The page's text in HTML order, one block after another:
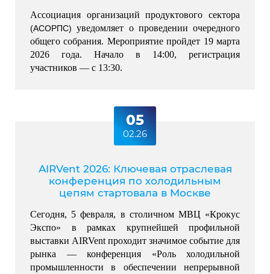
(АСОРПС) уведомляет о проведении очередного
общего собрания. Мероприятие пройдет 19 марта
2026 года. Начало в 14:00, регистрация
участников — с 13:30.
05
02.26
AIRVent 2026: Ключевая отраслевая
конференция по холодильным
цепям стартовала в Москве
Сегодня, 5 февраля, в столичном МВЦ «Крокус
Экспо» в рамках крупнейшей профильной
выставки AIRVent проходит значимое событие для
рынка — конференция «Роль холодильной
промышленности в обеспечении непрерывной